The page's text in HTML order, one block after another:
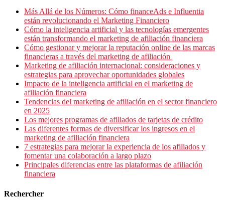
Más Allá de los Números: Cómo financeAds e Influentia
están revolucionando el Marketing Financiero
Cómo la inteligencia artificial y las tecnologías emergentes
están transformando el marketing de afiliación financiera
Cómo gestionar y mejorar la reputación online de las marcas
financieras a través del marketing de afiliación
Marketing de afiliación internacional: consideraciones y
estrategias para aprovechar oportunidades globales
Impacto de la inteligencia artificial en el marketing de
afiliación financiera
Tendencias del marketing de afiliación en el sector financiero
en 2025
Los mejores programas de afiliados de tarjetas de crédito
Las diferentes formas de diversificar los ingresos en el
marketing de afiliación financiera
7 estrategias para mejorar la experiencia de los afiliados y
fomentar una colaboración a largo plazo
Principales diferencias entre las plataformas de afiliación
financiera
Rechercher